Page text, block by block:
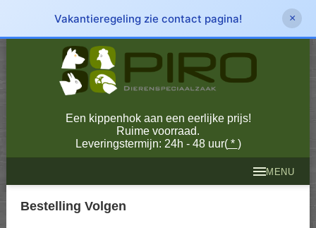
Vakantieregeling zie contact pagina! ×
Een kippenhok aan een eerlijke prijs!
Ruime voorraad.
Leveringstermijn: 24h - 48 uur(* )
MENU
Bestelling Volgen